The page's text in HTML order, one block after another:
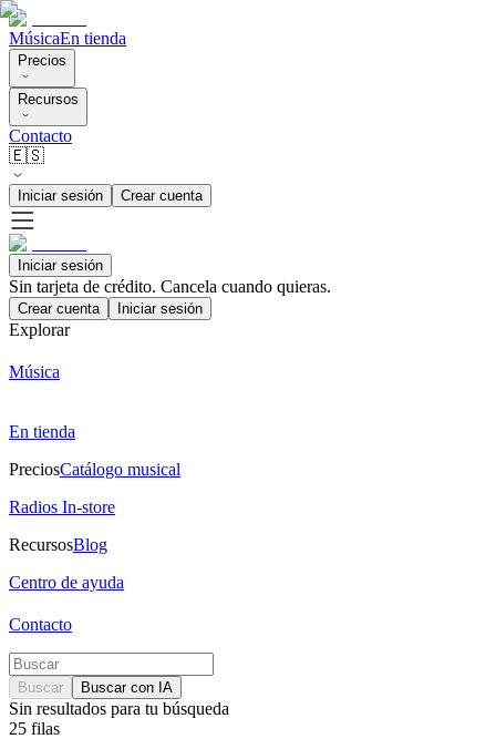
MúsicaEn tienda
Precios
Recursos
Contacto
🇪🇸
Iniciar sesión Crear cuenta
Iniciar sesión
Sin tarjeta de crédito. Cancela cuando quieras.
Crear cuenta Iniciar sesión
Explorar
Música
En tienda
PreciosCatálogo musical
Radios In-store
RecursosBlog
Centro de ayuda
Contacto
Buscar Buscar con IA
Sin resultados para tu búsqueda
25 filas